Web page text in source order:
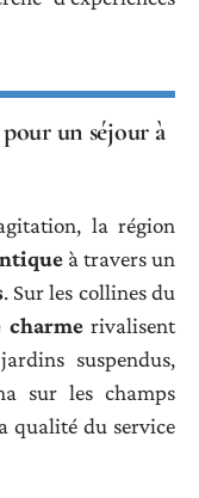
un séjour à
la région
à travers un
. Sur les collines du
charmerivalisent
suspendus,
sur les champs
qualité du service